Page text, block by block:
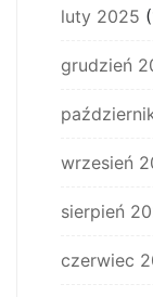
luty 2025
grudzień
wrzesień
sierpień
czerwiec